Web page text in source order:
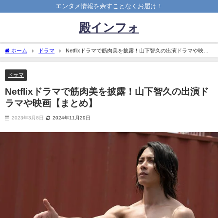
エンタメ情報を余すことなくお届け！
殿インフォ
ホーム ドラマ
Netflixドラマで筋肉美を披露！山下智久の出演ドラマや映画
【まとめ】
ドラマ
Netflixドラマで筋肉美を披露！山下智久の出演ド
ラマや映画【まとめ】
2023年3月8日 2024年11月29日